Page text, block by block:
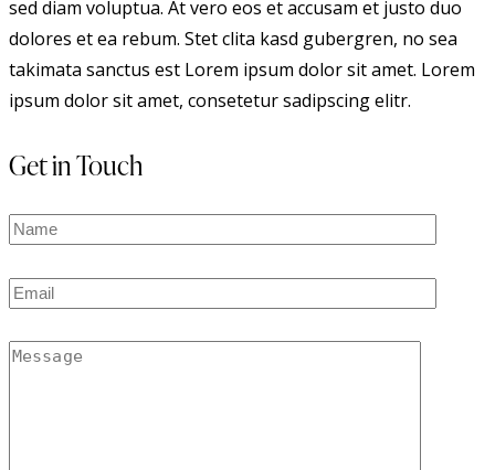
sed diam voluptua. At vero eos et accusam et justo duo
dolores et ea rebum. Stet clita kasd gubergren, no sea
takimata sanctus est Lorem ipsum dolor sit amet. Lorem
ipsum dolor sit amet, consetetur sadipscing elitr.
Get in Touch